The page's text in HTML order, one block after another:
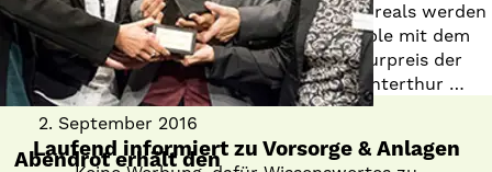
Lagerplatz-Areals werden
als Ensemble mit dem
Architekturpreis der
Region Winterthur …
2. September 2016
Abendrot erhält den
Laufend informiert zu Vorsorge & Anlagen